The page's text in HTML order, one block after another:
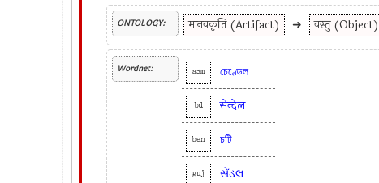
ONTOLOGY: मानवकृति (Artifact) ➜ वस्तु (Object)
Wordnet: asm চেণ্ডেল
bd सेन्देल
ben চটি
guj સેંડલ